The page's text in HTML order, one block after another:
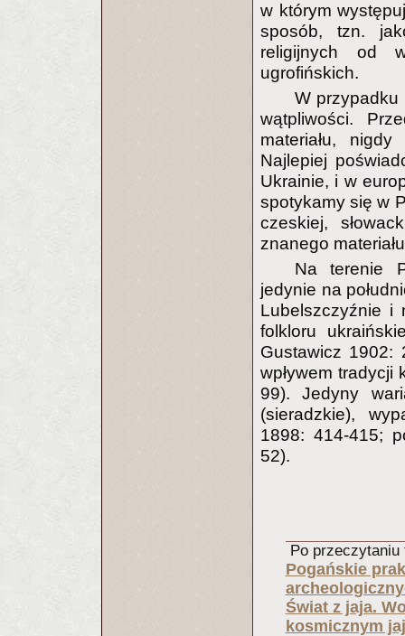
w którym
sposób, tzn.
religijnych od
ugrofińskich.
W przypadku
wątpliwości.
materiału,
Najlepiej
Ukrainie, i w
spotykamy się w
czeskiej,
znanego
Na terenie
jedynie na
Lubelszczyźnie i
folkloru
Gustawicz 1902:
wpływem tradycji
99). Jedyny
(sieradzkie),
1898: 414-415;
52).
Po
Pogańskie
Świat z jaja.
kosmicznym